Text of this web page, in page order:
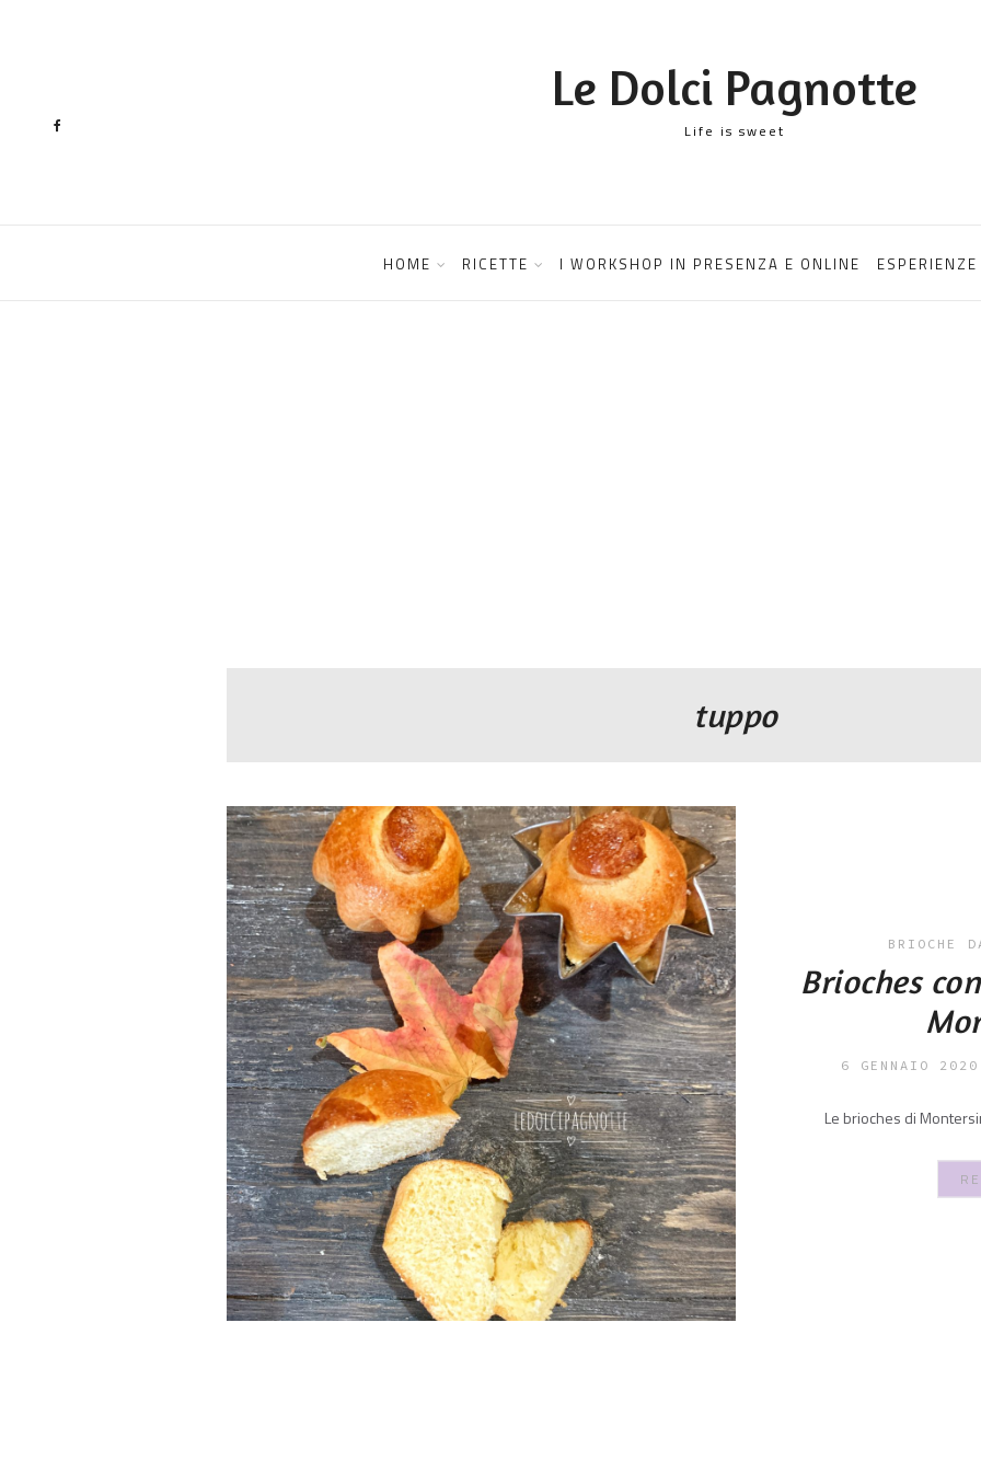
Le Dolci Pagnotte
Life is sweet
HOME RICETTE I WORKSHOP IN PRESENZA E ONLINE
tuppo
BRIOCHE
Brioches
6 GENNAIO 2020
Le brioches di